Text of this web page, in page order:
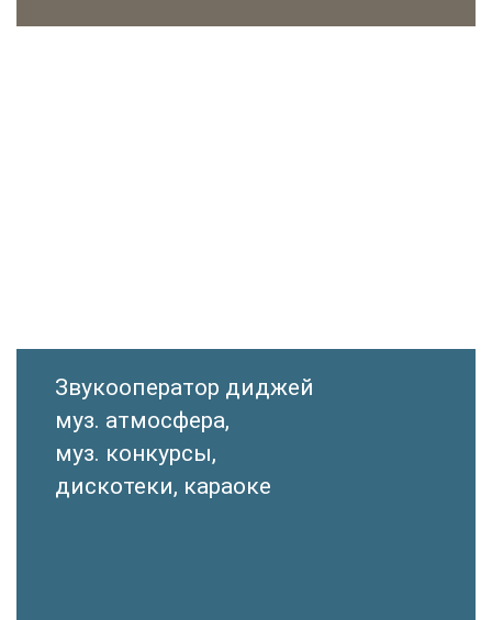
Звукооператор диджей
муз. атмосфера,
муз. конкурсы,
дискотеки, караоке